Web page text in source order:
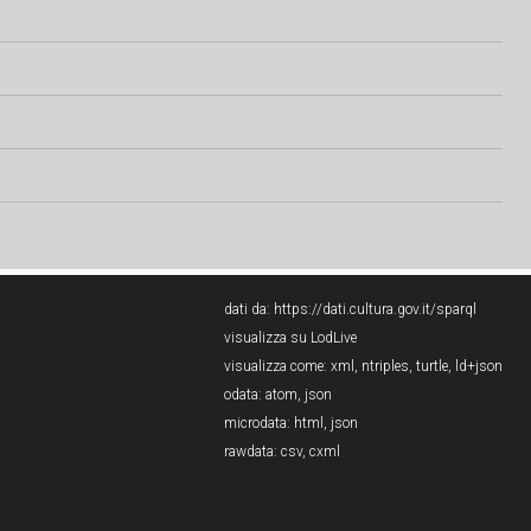
dati da: https://dati.cultura.gov.it/sparql
visualizza su LodLive
visualizza come: xml , ntriples, turtle, ld+json
odata: atom, json
microdata: html , json
rawdata: csv, cxml